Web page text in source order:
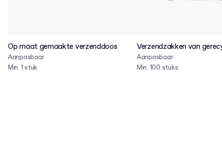
Op maat gemaakte verzenddoos
Aanpasbaar
Min. 1 stuk
Verzendzakken van
Aanpasbaar
Min. 100 stuks